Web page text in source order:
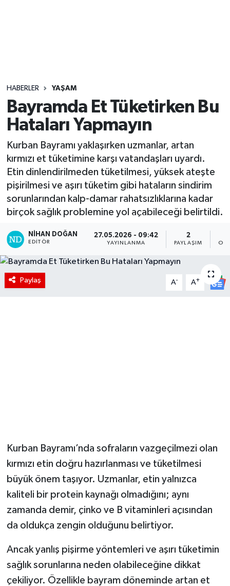
HABERLER YAŞAM
Bayramda Et Tüketirken Bu
Hataları Yapmayın
Kurban Bayramı yaklaşırken uzmanlar, artan
kırmızı et tüketimine karşı vatandaşları uyardı.
Etin dinlendirilmeden tüketilmesi, yüksek ateşte
pişirilmesi ve aşırı tüketim gibi hataların sindirim
sorunlarından kalp-damar rahatsızlıklarına kadar
birçok sağlık problemine yol açabileceği belirtildi.
NIHAN DOĞAN
EDITÖR
27.05.2026 - 09:42
YAYINLANMA
2
PAYLAŞIM
Paylaş A- A+
Kurban Bayramı’nda sofraların vazgeçilmezi olan
kırmızı etin doğru hazırlanması ve tüketilmesi
büyük önem taşıyor. Uzmanlar, etin yalnızca
kaliteli bir protein kaynağı olmadığını; aynı
zamanda demir, çinko ve B vitaminleri açısından
da oldukça zengin olduğunu belirtiyor.
Ancak yanlış pişirme yöntemleri ve aşırı tüketimin
sağlık sorunlarına neden olabileceğine dikkat
çekiliyor. Özellikle bayram döneminde artan et
Yaşam